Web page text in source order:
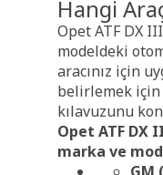
Hangi
Opet ATF DX
modeldeki
aracınız için
belirlemek için
kılavuzunu
Opet ATF DX
marka ve